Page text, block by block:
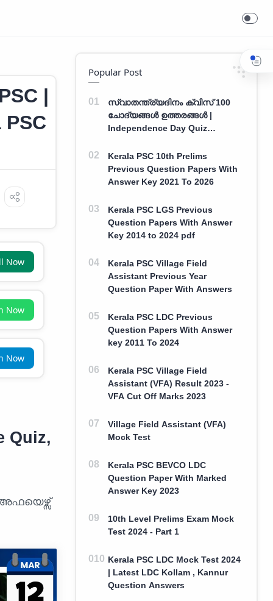
|
Now
Now
Now
Quiz,
Popular Post
സ്വാതന്ത്ര്യദിനം ക്വിസ് 100
ചോദ്യങ്ങൾ ഉത്തരങ്ങൾ |
Independence Day Quiz
Answers
Kerala PSC 10th Prelims
Previous Question Papers With
Answer Key 2021 To 2026
Kerala PSC LGS Previous
Question Papers With Answer
Key 2014 to 2024 pdf
Kerala PSC Village Field
Assistant Previous Year
Question Paper With Answers
Kerala PSC LDC Previous
Question Papers With Answer
key 2011 To 2024
Kerala PSC Village Field
Assistant (VFA) Result 2023 -
VFA Cut Off Marks 2023
Village Field Assistant (VFA)
Mock Test
Kerala PSC BEVCO LDC
Question Paper With Marked
Answer Key 2023
10th Level Prelims Exam Mock
Test 2024 - Part 1
Kerala PSC LDC Mock Test 2024
| Latest LDC Kollam , Kannur
Question Answers